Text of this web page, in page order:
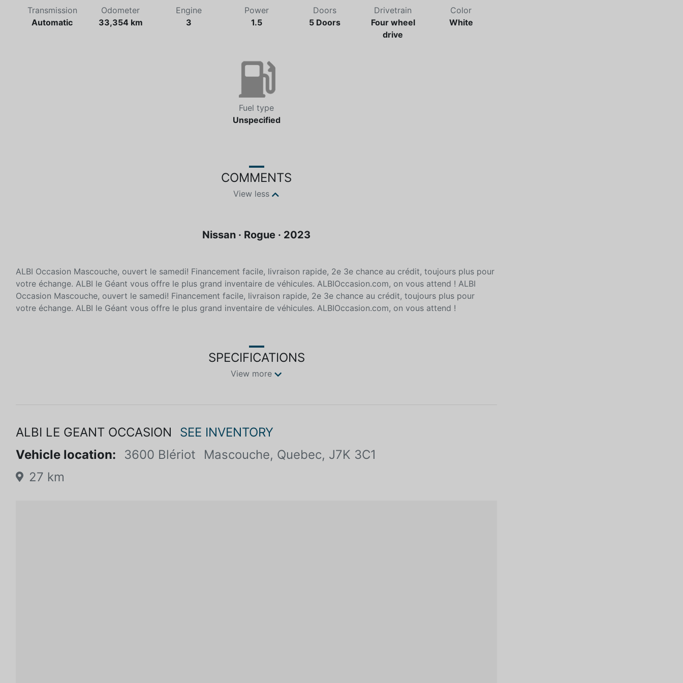
Transmission
Automatic
Odometer
33,354 km
Engine
3
Power
1.5
Doors
5 Doors
Drivetrain
Four wheel
drive
Color
White
Fuel type
Unspecified
COMMENTS
View less
Nissan · Rogue · 2023
ALBI Occasion Mascouche, ouvert le samedi! Financement facile, livraison rapide, 2e 3e chance au crédit, toujours plus pour
votre échange. ALBI le Géant vous offre le plus grand inventaire de véhicules. ALBIOccasion.com, on vous attend ! ALBI
Occasion Mascouche, ouvert le samedi! Financement facile, livraison rapide, 2e 3e chance au crédit, toujours plus pour
votre échange. ALBI le Géant vous offre le plus grand inventaire de véhicules. ALBIOccasion.com, on vous attend !
SPECIFICATIONS
View more
ALBI LE GEANT OCCASION
SEE INVENTORY
Vehicle location:
3600 Blériot
Mascouche, Quebec, J7K 3C1
27 km